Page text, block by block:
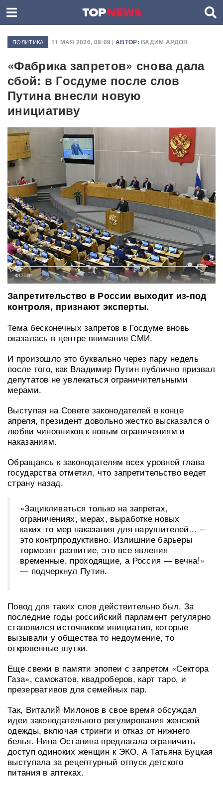
ПОЛИТИКА 11 МАЯ 2026, 09:09 | АВТОР: ВАДИМ АРДОВ
«Фабрика запретов» снова дала
сбой: в Госдуме после слов
Путина внесли новую
инициативу
ФОТО:
Запретительство в России выходит из-под
контроля, признают эксперты.
Тема бесконечных запретов в Госдуме вновь
оказалась в центре внимания СМИ.
И произошло это буквально через пару недель
после того, как Владимир Путин публично призвал
депутатов не увлекаться ограничительными
мерами.
Выступая на Совете законодателей в конце
апреля, президент довольно жестко высказался о
любви чиновников к новым ограничениям и
наказаниям.
Обращаясь к законодателям всех уровней глава
государства отметил, что запретительство ведет
страну назад.
«Зацикливаться только на запретах,
ограничениях, мерах, выработке новых
каких-то мер наказания для нарушителей… –
это контрпродуктивно. Излишние барьеры
тормозят развитие, это все явления
временные, проходящие, а Россия — вечна!»
— подчеркнул Путин.
Повод для таких слов действительно был. За
последние годы российский парламент регулярно
становился источником инициатив, которые
вызывали у общества то недоумение, то
откровенные шутки.
Еще свежи в памяти эпопеи с запретом «Сектора
Газа», самокатов, квадроберов, карт таро, и
презервативов для семейных пар.
Так, Виталий Милонов в свое время обсуждал
идеи законодательного регулирования женской
одежды, включая стринги и отказ от нижнего
белья. Нина Останина предлагала ограничить
доступ одиноких женщин к ЭКО. А Татьяна Буцкая
выступала за рецептурный отпуск детского
питания в аптеках.